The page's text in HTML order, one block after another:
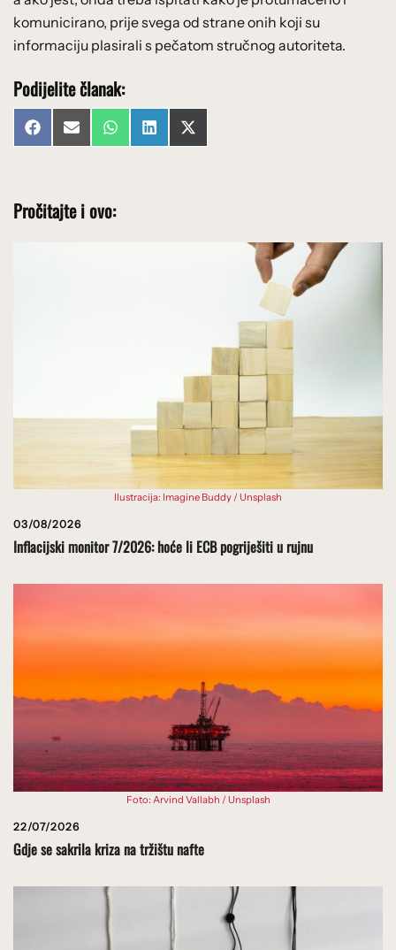
komunicirano, prije svega od strane onih koji su
informaciju plasirali s pečatom stručnog autoriteta.
Podijelite članak:
Share
on
FacebookShare
on
Email Share
on
WhatsAppShare
on
LinkedInShare
on
X
(Twitter)
Pročitajte i ovo:
Ilustracija: Imagine Buddy / Unsplash
03/08/2026
Inflacijski monitor 7/2026: hoće li ECB pogriješiti u rujnu
Foto: Arvind Vallabh / Unsplash
22/07/2026
Gdje se sakrila kriza na tržištu nafte